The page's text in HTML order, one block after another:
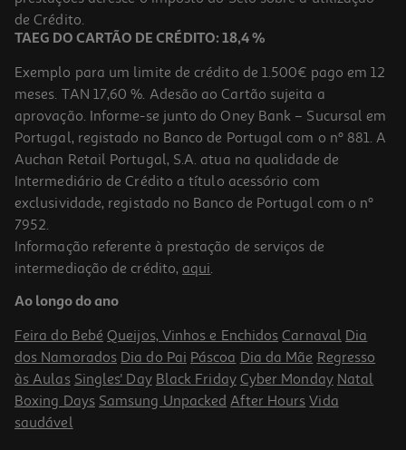
7,99 €
Champô Pantene Pro-V Miracles Bond Repair 250ml
31.96 €/Lt
7,99 €
de Crédito.
TAEG DO CARTÃO DE CRÉDITO: 18,4 %
Exemplo para um limite de crédito de 1.500€ pago em 12
meses. TAN 17,60 %. Adesão ao Cartão sujeita a
aprovação. Informe-se junto do Oney Bank – Sucursal em
Portugal, registado no Banco de Portugal com o nº 881. A
Auchan Retail Portugal, S.A. atua na qualidade de
Intermediário de Crédito a título acessório com
exclusividade, registado no Banco de Portugal com o nº
7952.
Informação referente à prestação de serviços de
intermediação de crédito, aqui.
Ao longo do ano
Feira do Bebé Queijos, Vinhos e Enchidos Carnaval Dia
dos Namorados Dia do Pai Páscoa Dia da Mãe Regresso
às Aulas Singles' Day Black Friday Cyber Monday Natal
Boxing Days Samsung Unpacked After Hours Vida
saudável